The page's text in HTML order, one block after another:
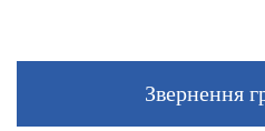
Звернення